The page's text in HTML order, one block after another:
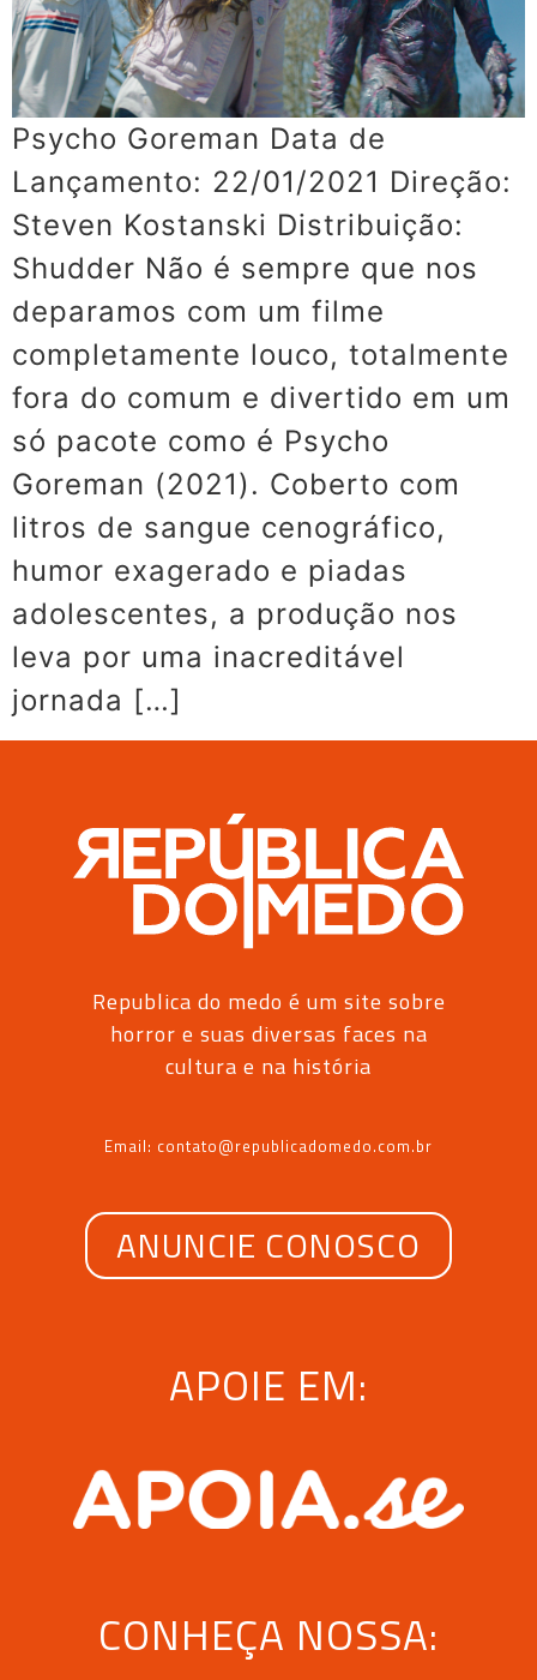
Psycho Goreman Data de
Lançamento: 22/01/2021 Direção:
Steven Kostanski Distribuição:
Shudder Não é sempre que nos
deparamos com um filme
completamente louco, totalmente
fora do comum e divertido em um
só pacote como é Psycho
Goreman (2021). Coberto com
litros de sangue cenográfico,
humor exagerado e piadas
adolescentes, a produção nos
leva por uma inacreditável
jornada […]
Republica do medo é um site sobre
horror e suas diversas faces na
cultura e na história
Email: contato@republicadomedo.com.br
ANUNCIE CONOSCO
APOIE EM:
CONHEÇA NOSSA: